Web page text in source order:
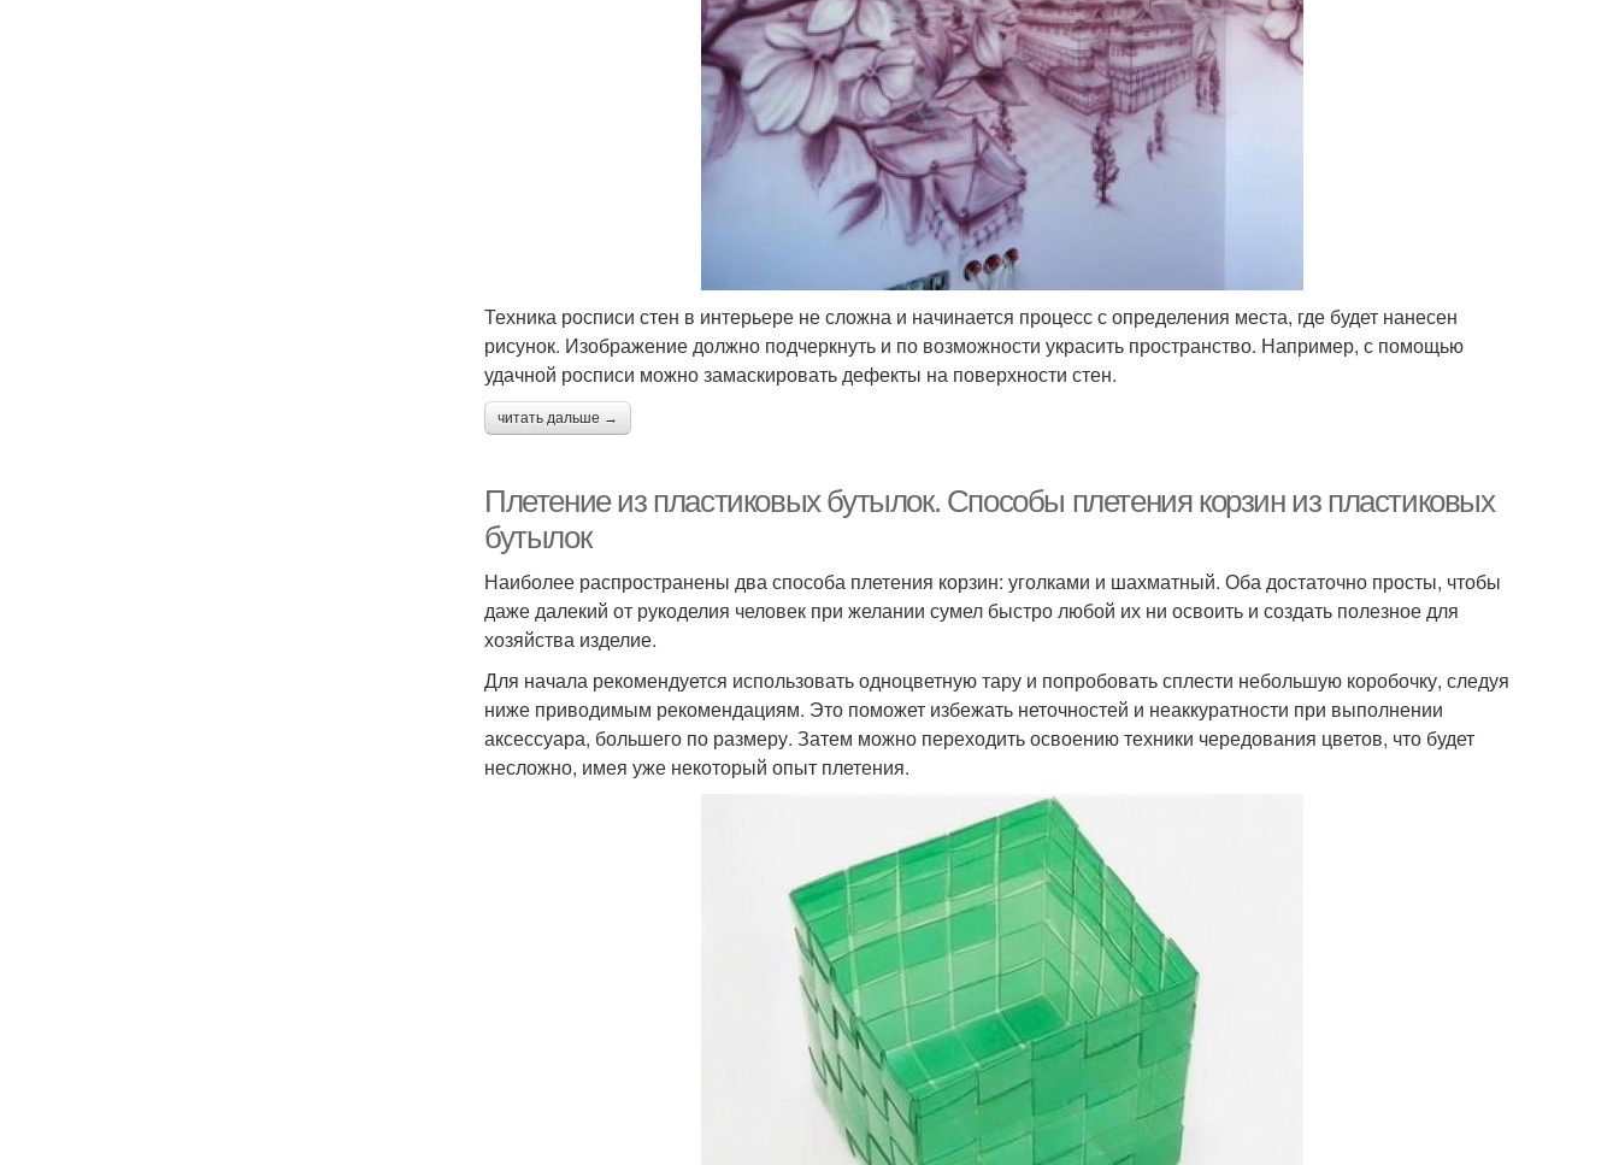
Техника росписи стен в интерьере не сложна и начинается процесс с определения места, где будет нанесен
рисунок. Изображение должно подчеркнуть и по возможности украсить пространство. Например, с помощью
удачной росписи можно замаскировать дефекты на поверхности стен.
читать дальше →
Плетение из пластиковых бутылок. Способы плетения корзин из пластиковых
бутылок
Наиболее распространены два способа плетения корзин: уголками и шахматный. Оба достаточно просты, чтобы
даже далекий от рукоделия человек при желании сумел быстро любой их ни освоить и создать полезное для
хозяйства изделие.
Для начала рекомендуется использовать одноцветную тару и попробовать сплести небольшую коробочку, следуя
ниже приводимым рекомендациям. Это поможет избежать неточностей и неаккуратности при выполнении
аксессуара, большего по размеру. Затем можно переходить освоению техники чередования цветов, что будет
несложно, имея уже некоторый опыт плетения.